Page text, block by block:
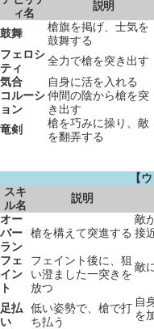
ィ名
説明
鼓舞
槍旗を掲げ、士気を
鼓舞する
フェロシ
ティ
全力で槍を突き出す
気合
自身に活を入れる
コルーシ
ョン
仲間の陰から槍を突
き出す
竜剣
槍を巧みに操り、敵
を翻弄する
【
スキ
ル名
説明
オー
バー
ラン
槍を構えて突進する
敵
接
フェ
イン
ト
フェイント後に、狙
い澄ました一突きを
放つ
敵
足払
い
低い姿勢で、槍で打
ち払う
自
を